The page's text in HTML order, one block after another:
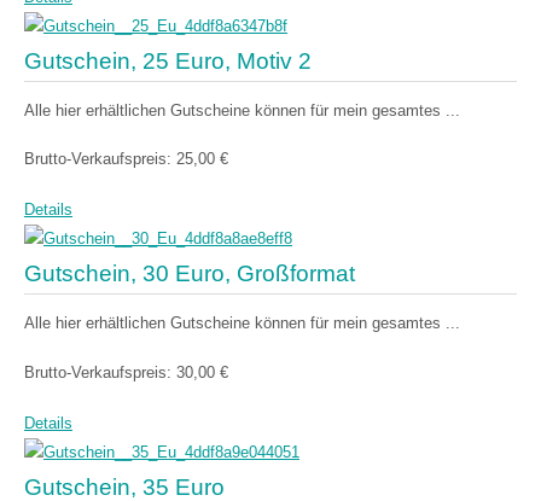
Gutschein, 25 Euro, Motiv 2
Alle hier erhältlichen Gutscheine können für mein gesamtes ...
Brutto-Verkaufspreis: 25,00 €
Details
Gutschein, 30 Euro, Großformat
Alle hier erhältlichen Gutscheine können für mein gesamtes ...
Brutto-Verkaufspreis: 30,00 €
Details
Gutschein, 35 Euro